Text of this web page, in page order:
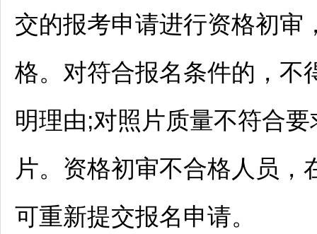
交的报考申请进行资格初审
格。对符合报名条件的，不
明理由;对照片质量不符合
片。资格初审不合格人员
可重新提交报名申请。